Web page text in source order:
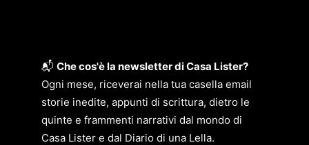
📬 Che cos'è la newsletter di Casa Lister?
Ogni mese, riceverai nella tua casella email
storie inedite, appunti di scrittura, dietro le
quinte e frammenti narrativi dal mondo di
Casa Lister e dal Diario di una Lella.